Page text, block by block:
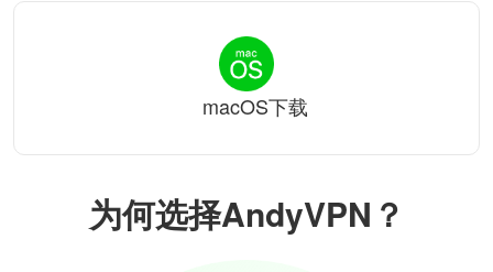
为何选择AndyVPN？
macOS下载